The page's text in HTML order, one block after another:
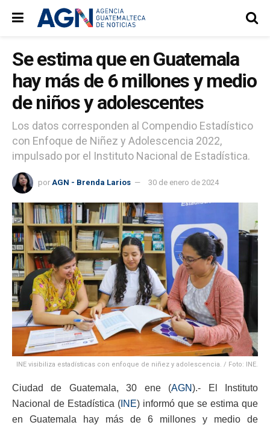
Se estima que en Guatemala
hay más de 6 millones y medio
de niños y adolescentes
Los datos corresponden al Compendio Estadístico
con Enfoque de Niñez y Adolescencia 2022,
impulsado por el Instituto Nacional de Estadística.
por AGN - Brenda Larios 30 de enero de 2024
INE visibiliza estadísticas con enfoque de niñez y adolescencia. / Foto: INE.
Ciudad de Guatemala, 30 ene (AGN).- El Instituto
Nacional de Estadística ( INE) informó que se estima que
en Guatemala hay más de 6 millones y medio de